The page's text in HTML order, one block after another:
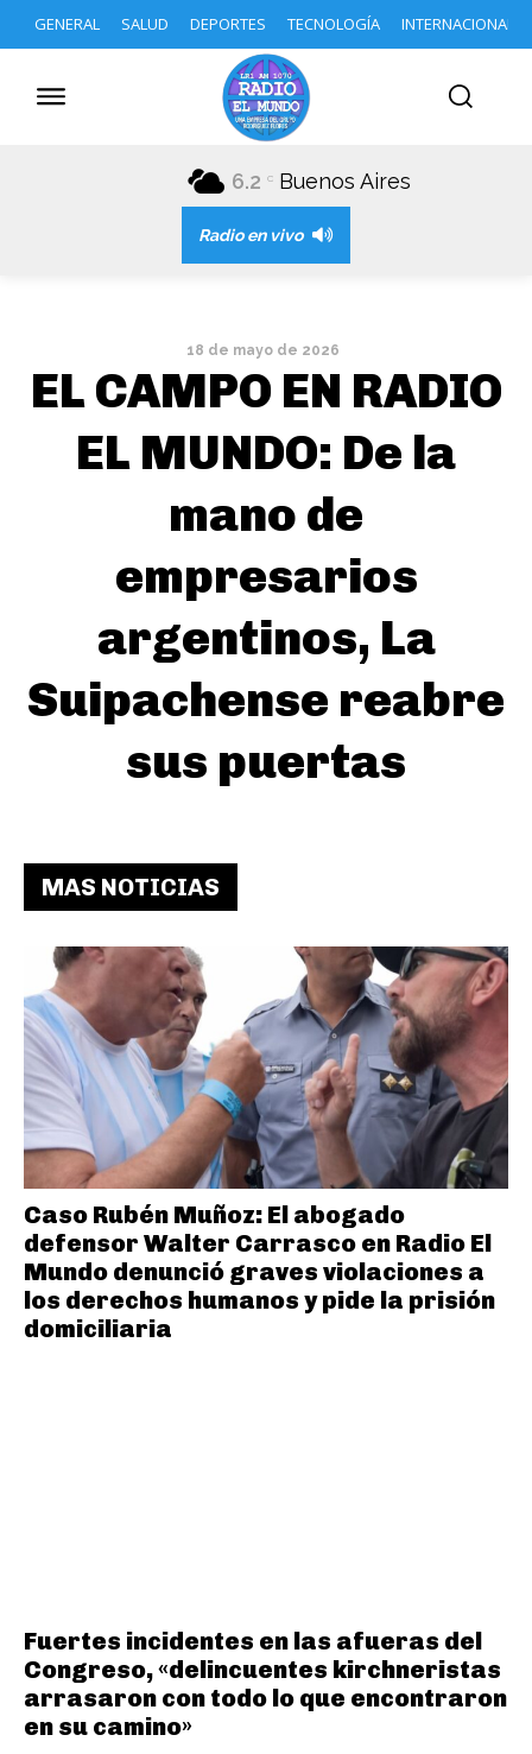
GENERAL SALUD DEPORTES TECNOLOGÍA INTERNACIONAL
6.2 C Buenos Aires
Radio en vivo
18 de mayo de 2026
EL CAMPO EN RADIO
EL MUNDO: De la
mano de
empresarios
argentinos, La
Suipachense reabre
sus puertas
MAS NOTICIAS
Caso Rubén Muñoz: El abogado
defensor Walter Carrasco en Radio El
Mundo denunció graves violaciones a
los derechos humanos y pide la prisión
domiciliaria
Fuertes incidentes en las afueras del
Congreso, «delincuentes kirchneristas
arrasaron con todo lo que encontraron
en su camino»